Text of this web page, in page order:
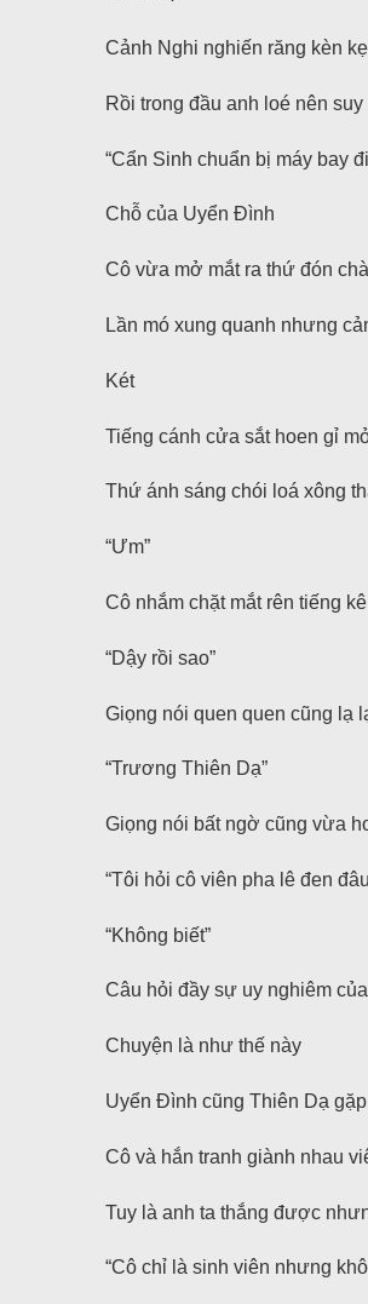
Cảnh Nghi nghiến răng kèn
Rồi trong đầu anh loé nên suy
“Cẩn Sinh chuẩn bị máy bay
Chỗ của Uyển Đình
Cô vừa mở mắt ra thứ đón
Lần mó xung quanh nhưng
Két
Tiếng cánh cửa sắt hoen gỉ
Thứ ánh sáng chói loá xông
“Ưm”
Cô nhắm chặt mắt rên tiếng
“Dậy rồi sao”
Giọng nói quen quen cũng lạ
“Trương Thiên Dạ”
Giọng nói bất ngờ cũng vừa
“Tôi hỏi cô viên pha lê đen
“Không biết”
Câu hỏi đầy sự uy nghiêm
Chuyện là như thế này
Uyển Đình cũng Thiên Dạ
Cô và hắn tranh giành nhau
Tuy là anh ta thắng được
“Cô chỉ là sinh viên nhưng